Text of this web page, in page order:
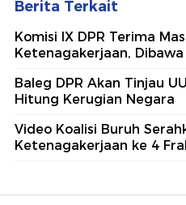
Berita Terkait
Komisi IX DPR Terima
Ketenagakerjaan, Dibawa
Baleg DPR Akan Tinjau
Hitung Kerugian Negara
Video Koalisi Buruh
Ketenagakerjaan ke 4